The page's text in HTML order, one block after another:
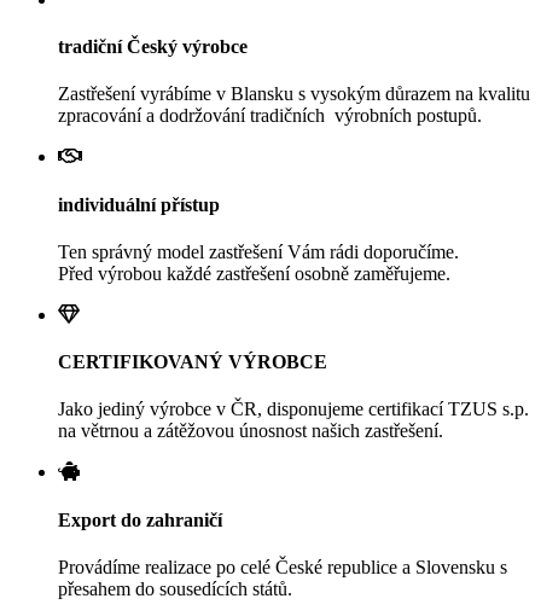
tradiční Český výrobce
Zastřešení vyrábíme v Blansku s vysokým důrazem na kvalitu
zpracování a dodržování tradičních výrobních postupů.
individuální přístup
Ten správný model zastřešení Vám rádi doporučíme.
Před výrobou každé zastřešení osobně zaměřujeme.
CERTIFIKOVANÝ VÝROBCE
Jako jediný výrobce v ČR, disponujeme certifikací TZUS s.p.
na větrnou a zátěžovou únosnost našich zastřešení.
Export do zahraničí
Provádíme realizace po celé České republice a Slovensku s
přesahem do sousedících států.